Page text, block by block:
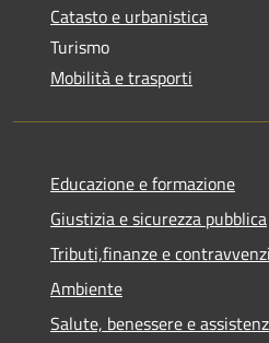
Catasto e urbanistica
Turismo
Mobilità e trasporti
Educazione e formazione
Giustizia e sicurezza pubblica
Tributi,finanze e
Ambiente
Salute, benessere e